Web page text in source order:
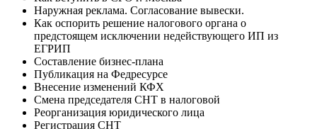
Наружная реклама. Согласование вывески.
Как оспорить решение налогового органа о
предстоящем исключении недействующего ИП из
ЕГРИП
Составление бизнес-плана
Публикация на Федресурсе
Внесение изменений КФХ
Смена председателя СНТ в налоговой
Реорганизация юридического лица
Регистрация СНТ